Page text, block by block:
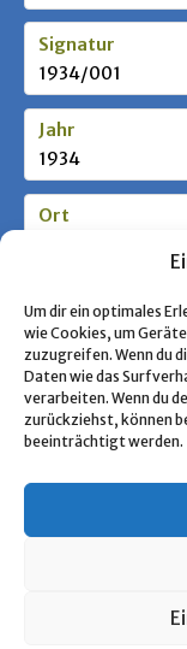
Um dir ein optimales
wie Cookies, um
zuzugreifen. Wenn du
Daten wie das
verarbeiten. Wenn du
zurückziehst, können
beeinträchtigt werden.
Signatur
1934/001
Jahr
1934
Ort
Stufe /
Schlagworte
Jugend im III.
« Zurück zur